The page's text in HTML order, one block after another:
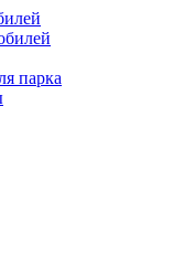
парка